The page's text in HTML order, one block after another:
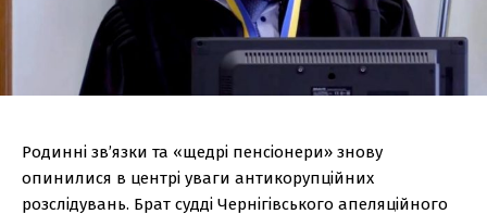
Родинні зв’язки та «щедрі пенсіонери» знову
опинилися в центрі уваги антикорупційних
розслідувань. Брат судді Чернігівського апеляційного